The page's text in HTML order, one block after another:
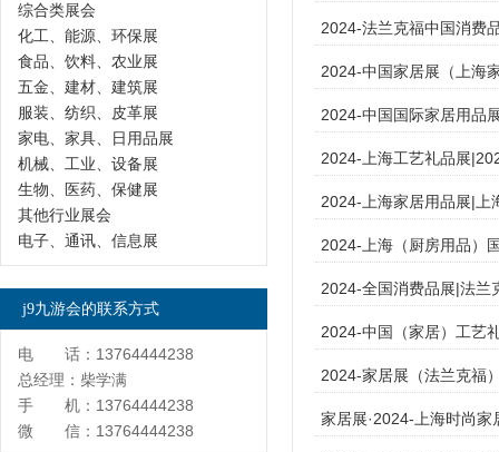
2024-法兰克福中国消费
2024-中国家居展（上海
2024-中国国际家居用品
2024-上海工艺礼品展
2024-上海家居用品展|上
2024-上海（厨房用品）
2024-全国消费品展|法兰
2024-中国（家居）工艺
2024-家居展（法兰克福
家居展·2024-上海时尚家
综合类展会
化工、能源、环保展
食品、饮料、农业展
五金、建材、建筑展
服装、纺织、皮革展
家电、家具、日用品展
机械、工业、设备展
生物、医药、保健展
其他行业展会
电子、通讯、信息展
j9九游会的联系方式
电 话：13764444238
总经理：柴学满
手 机：13764444238
微 信：13764444238